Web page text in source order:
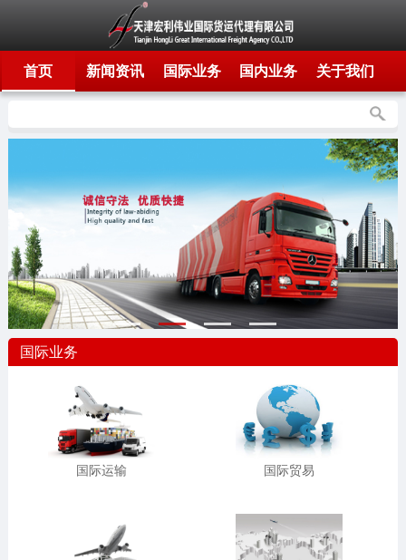
首页 新闻资讯 国际业务 国内业务 关于我们
国际业务
国际运输 国际贸易